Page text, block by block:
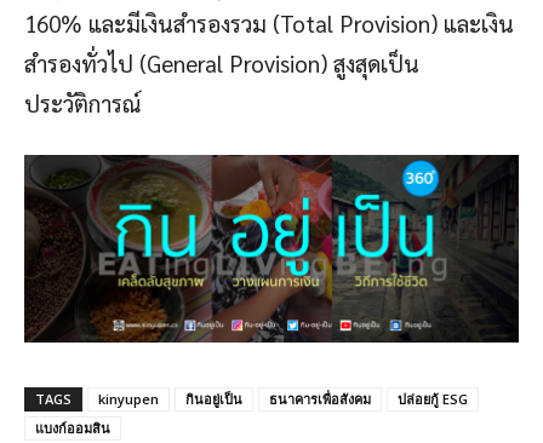
160% และมีเงินสำรองรวม (Total Provision) และเงิน
สำรองทั่วไป (General Provision) สูงสุดเป็น
ประวัติการณ์
TAGS kinyupen กินอยู่เป็น ธนาคารเพื่อสังคม
ปล่อยกู้ ESG
แบงก์ออมสิน